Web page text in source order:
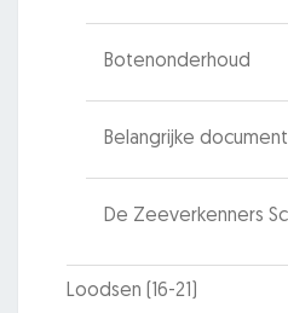
Botenonderhoud
Belangrijke
De Zeeverkenners
Loodsen (16-21)